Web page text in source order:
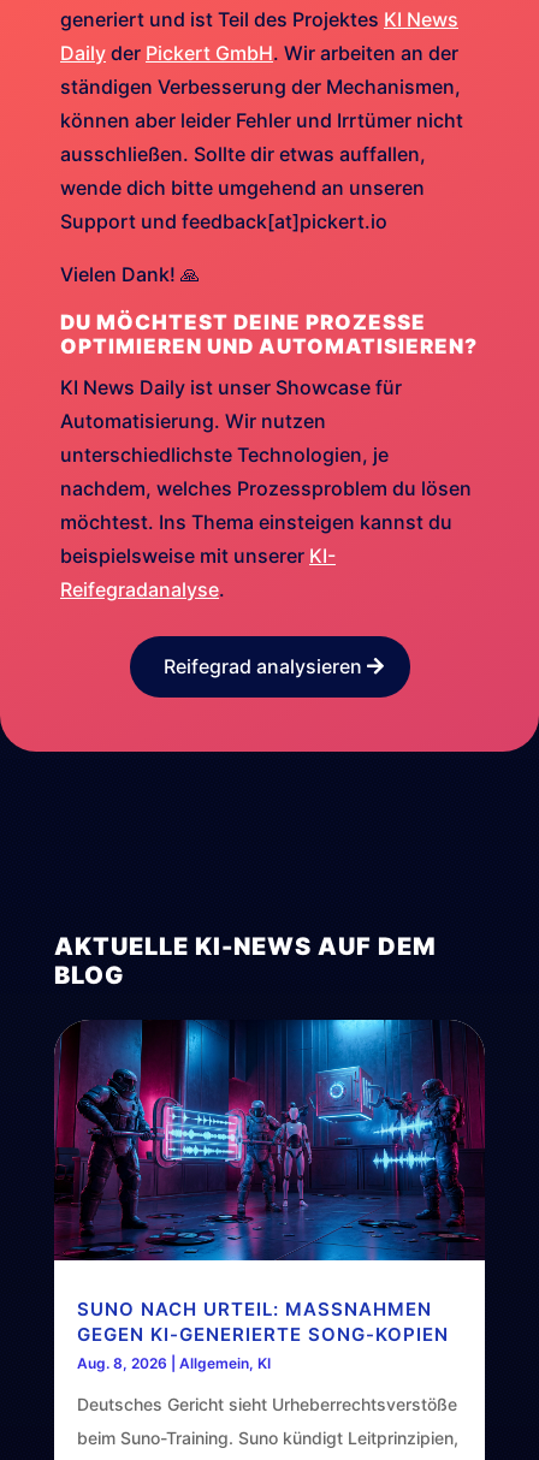
generiert und ist Teil des Projektes KI News
Daily der Pickert GmbH. Wir arbeiten an der
ständigen Verbesserung der Mechanismen,
können aber leider Fehler und Irrtümer nicht
ausschließen. Sollte dir etwas auffallen,
wende dich bitte umgehend an unseren
Support und feedback[at]pickert.io
Vielen Dank! 🙏
DU MÖCHTEST DEINE PROZESSE
OPTIMIEREN UND AUTOMATISIEREN?
KI News Daily ist unser Showcase für
Automatisierung. Wir nutzen
unterschiedlichste Technologien, je
nachdem, welches Prozessproblem du lösen
möchtest. Ins Thema einsteigen kannst du
beispielsweise mit unserer KI-
Reifegradanalyse.
Reifegrad analysieren
AKTUELLE KI-NEWS AUF DEM
BLOG
SUNO NACH URTEIL: MASSNAHMEN G
EGEN KI-GENERIERTE SONG-KOPIEN
Aug. 8, 2026 Allgemein, KI
Deutsches Gericht sieht Urheberrechtsverstöße
beim Suno-Training. Suno kündigt Leitprinzipien,